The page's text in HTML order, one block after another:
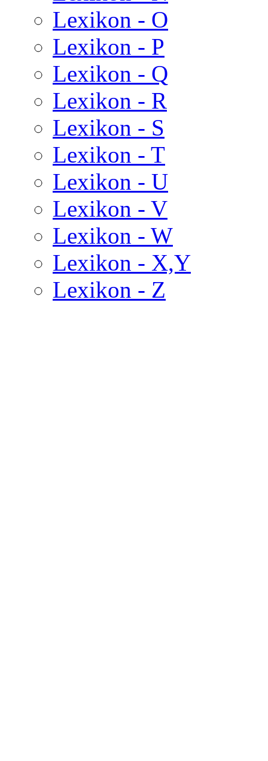
Lexikon - O
Lexikon - P
Lexikon - Q
Lexikon - R
Lexikon - S
Lexikon - T
Lexikon - U
Lexikon - V
Lexikon - W
Lexikon - X,Y
Lexikon - Z